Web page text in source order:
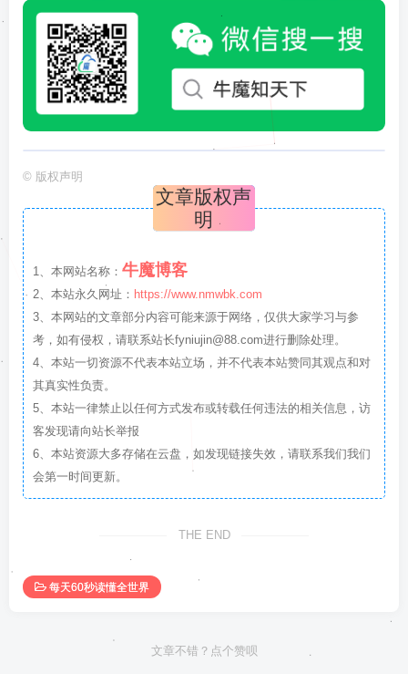
© 版权声明
文章版权声
明
1、本网站名称： 牛魔博客
2、本站永久网址： https://www.nmwbk.com
3、本网站的文章部分内容可能来源于网络，仅供大家学习与参
考，如有侵权，请联系站长fyniujin@88.com进行删除处理。
4、本站一切资源不代表本站立场，并不代表本站赞同其观点和对
其真实性负责。
5、本站一律禁止以任何方式发布或转载任何违法的相关信息，访
客发现请向站长举报
6、本站资源大多存储在云盘，如发现链接失效，请联系我们我们
会第一时间更新。
THE END
每天60秒读懂全世界
文章不错？点个赞呗